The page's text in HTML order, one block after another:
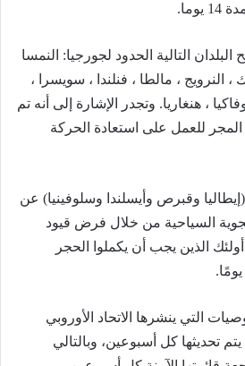
التالية الحدود لجورجيا: النمسا
، النرويج ، مالطا ، فنلندا ، سويسرا ،
، هنغاريا. وتجدر الإشارة إلى أنه تم
للعمل على استعادة الحركة
وقبرص وأيسلندا وسلوفينيا) عن
السياحية من خلال فرض قيود
الذين يجب أن يكملوا الحجر
التي ينشرها الاتحاد الأوروبي
تحديثها كل أسبوعين، وبالتالي